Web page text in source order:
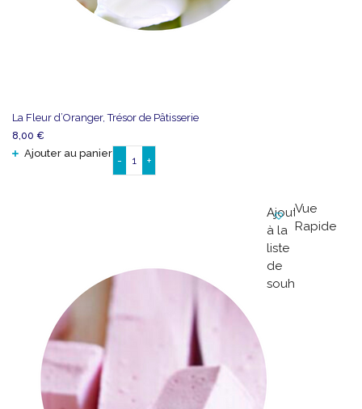
La Fleur d’Oranger, Trésor de Pâtisserie
8,00 €
Ajouter au panier
-
quantité
de
+
Ajouter
à la
liste
de
souhaits
Vue
Rapide